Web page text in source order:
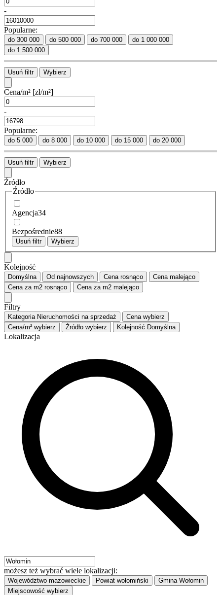
-
Popularne:
do 300 000 do 500 000 do 700 000
do 1 000 000
do 1 500 000
Usuń filtr Wybierz
Cena/m² [zł/m²]
-
Popularne:
do 5 000 do 8 000 do 10 000 do 15 000 do 20 000
Usuń filtr Wybierz
Źródło
Źródło
Agencja34
Bezpośrednie88
Usuń filtr Wybierz
Kolejność
Domyślna Od najnowszych Cena rosnąco Cena malejąco
Cena za m2 rosnąco Cena za m2 malejąco
Filtry
Kategoria Nieruchomości na sprzedaż Cena wybierz
Cena/m² wybierz Źródło wybierz Kolejność Domyślna
Lokalizacja
możesz też wybrać wiele lokalizacji:
Województwo mazowieckie Powiat wołomiński Gmina Wołomin
Miejscowość wybierz